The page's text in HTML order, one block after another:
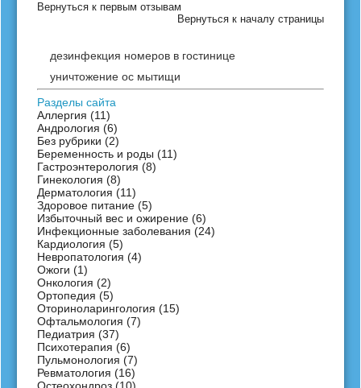
Вернуться к первым отзывам
Вернуться к началу страницы
дезинфекция номеров в гостинице
уничтожение ос мытищи
Разделы сайта
Аллергия (11)
Андрология (6)
Без рубрики (2)
Беременность и роды (11)
Гастроэнтерология (8)
Гинекология (8)
Дерматология (11)
Здоровое питание (5)
Избыточный вес и ожирение (6)
Инфекционные заболевания (24)
Кардиология (5)
Невропатология (4)
Ожоги (1)
Онкология (2)
Ортопедия (5)
Оториноларингология (15)
Офтальмология (7)
Педиатрия (37)
Психотерапия (6)
Пульмонология (7)
Ревматология (16)